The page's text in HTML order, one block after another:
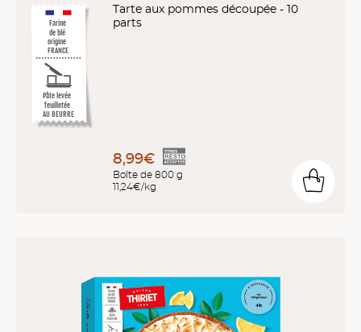
Pâte levée
feuilletée
AU BEURRE
Farine
de blé
origine
FRANCE
Tarte aux pommes découpée - 10
parts
8,99€
Boîte de 800 g
11,24€/kg